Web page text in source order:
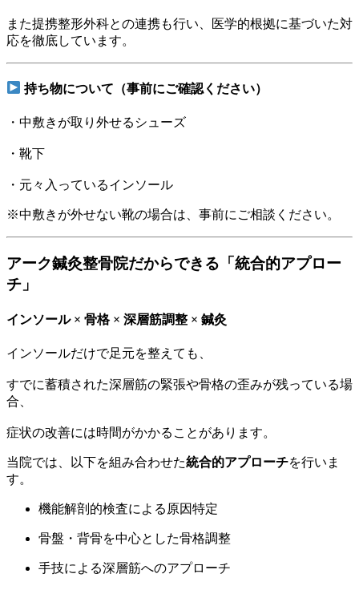
また提携整形外科との連携も行い、医学的根拠に基づいた対
応を徹底しています。
持ち物について（事前にご確認ください）
・中敷きが取り外せるシューズ
・靴下
・元々入っているインソール
※中敷きが外せない靴の場合は、事前にご相談ください。
アーク鍼灸整骨院だからできる「統合的アプロー
チ」
インソール × 骨格 × 深層筋調整 × 鍼灸
インソールだけで足元を整えても、
すでに蓄積された深層筋の緊張や骨格の歪みが残っている場
合、
症状の改善には時間がかかることがあります。
当院では、以下を組み合わせた統合的アプローチを行いま
す。
機能解剖的検査による原因特定
骨盤・背骨を中心とした骨格調整
手技による深層筋へのアプローチ